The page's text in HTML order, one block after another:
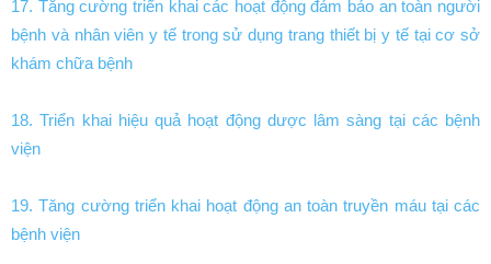
17. Tăng cường triển khai các hoạt động đảm bảo an toàn người
bệnh và nhân viên y tế trong sử dụng trang thiết bị y tế tại cơ sở
khám chữa bệnh
18. Triển khai hiệu quả hoạt động dược lâm sàng tại các bệnh
viện
19. Tăng cường triển khai hoạt động an toàn truyền máu tại các
bệnh viện